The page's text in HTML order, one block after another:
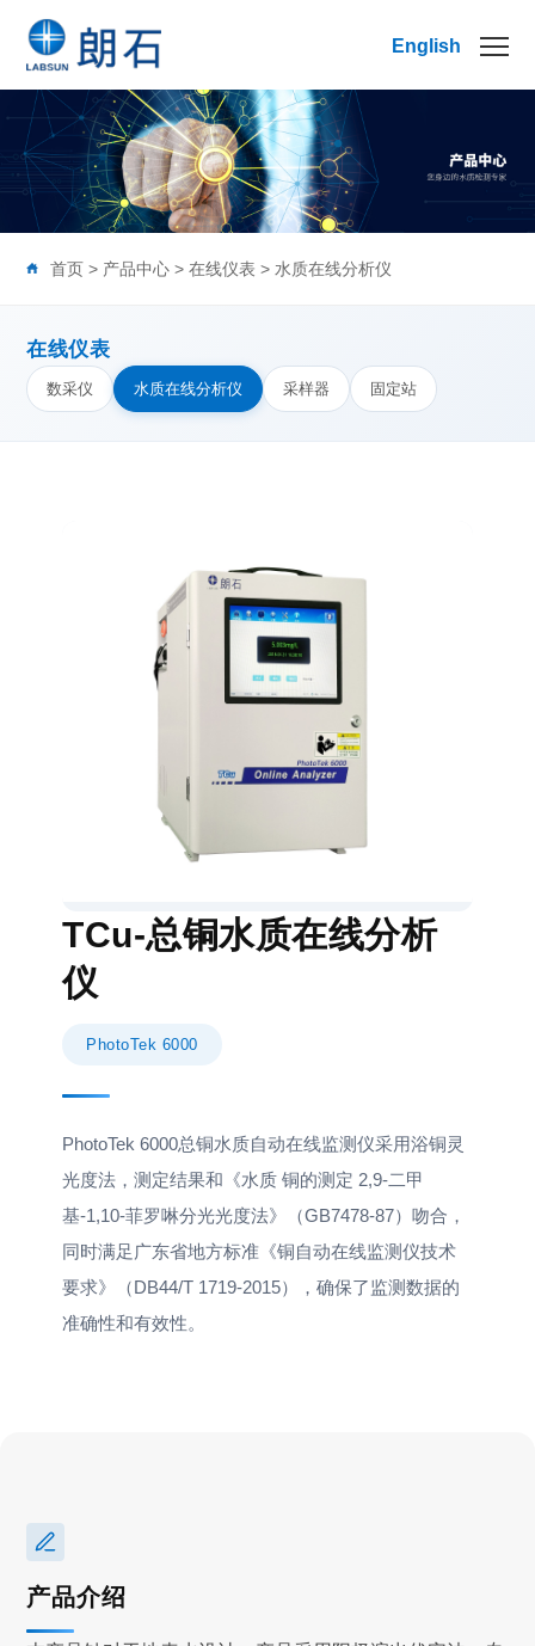
English
首页 > 产品中心 >在线仪表 > 水质在线分析仪
在线仪表
数采仪 水质在线分析仪 采样器 固定站
TCu-总铜水质在线分析
仪
PhotoTek 6000
PhotoTek 6000总铜水质自动在线监测仪采用浴铜灵
光度法，测定结果和《水质 铜的测定 2,9-二甲
基-1,10-菲罗啉分光光度法》（GB7478-87）吻合，
同时满足广东省地方标准《铜自动在线监测仪技术
要求》（DB44/T 1719-2015），确保了监测数据的
准确性和有效性。
产品介绍